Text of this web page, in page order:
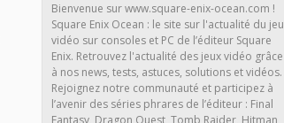
Bienvenue sur www.square-enix-ocean.com !
Square Enix Ocean : le site sur l'actualité du jeu
vidéo sur consoles et PC de l’éditeur Square
Enix. Retrouvez l'actualité des jeux vidéo grâce
à nos news, tests, astuces, solutions et vidéos.
Rejoignez notre communauté et participez à
l’avenir des séries phrares de l’éditeur : Final
Fantasy, Dragon Quest, Tomb Raider, Hitman